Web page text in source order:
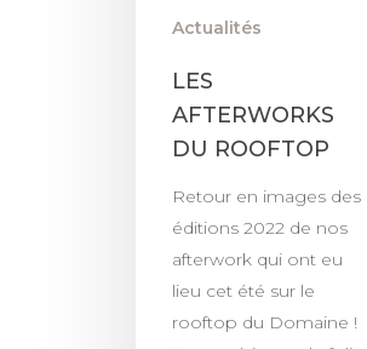
Actualités
LES
AFTERWORKS
DU ROOFTOP
Retour en images des
éditions 2022 de nos
afterwork qui ont eu
lieu cet été sur le
rooftop du Domaine !